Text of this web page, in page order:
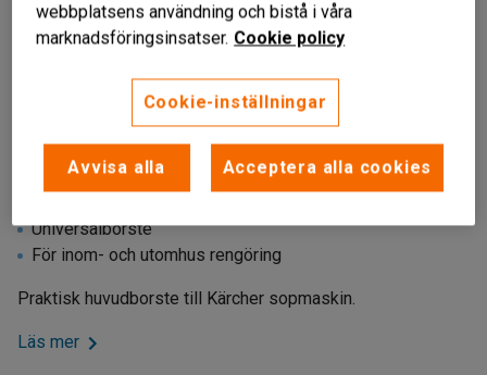
Universalborste
För inom- och utomhus rengöring
Praktisk huvudborste till Kärcher sopmaskin.
Läs mer
webbplatsens användning och bistå i våra
marknadsföringsinsatser. Cookie policy
Cookie-inställningar
Avvisa alla Acceptera alla cookies